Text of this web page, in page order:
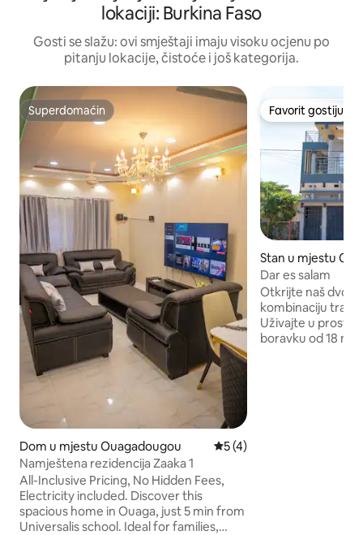
lokaciji: Burkina Faso
Gosti se slažu: ovi smještaji imaju visoku ocjenu po
pitanju lokacije, čistoće i još kategorija.
Superdomaćin
Superdomaćin
Dom u mjestu Ouagadougou Prosječna ocjena: 5 od 5,
5 (4)
Namještena rezidencija Zaaka 1
All-Inclusive Pricing, No Hidden Fees,
Electricity included. Discover this
spacious home in Ouaga, just 5 min from
Universalis school. Ideal for families,
Favorit gostiju
Favorit gostiju
Stan u mjestu
Dar es salam
Otkrijte naš
kombinaciju
Uživajte u
boravku od 18